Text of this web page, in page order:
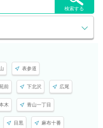
検索する
表参道
前 下北沢 広尾
木 青山一丁目
目黒 麻布十番